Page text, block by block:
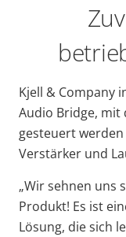
Kjell & Company
Audio Bridge, mit
gesteuert
Verstärker und
„Wir sehnen uns
Produkt! Es ist
Lösung, die sich